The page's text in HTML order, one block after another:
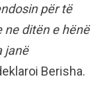
për të
ne ditën e hënë
janë
Berisha.